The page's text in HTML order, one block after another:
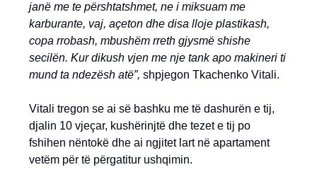
janë me te përshtatshmet, ne i miksuam me
karburante, vaj, açeton dhe disa lloje plastikash,
copa rrobash, mbushëm rreth gjysmë shishe
secilën. Kur dikush vjen me nje tank apo makineri ti
mund ta ndezësh atë”, shpjegon Tkachenko Vitali.
Vitali tregon se ai së bashku me të dashurën e tij,
djalin 10 vjeçar, kushërinjtë dhe tezet e tij po
fshihen nëntokë dhe ai ngjitet lart në apartament
vetëm për të përgatitur ushqimin.